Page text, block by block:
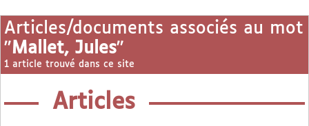
Articles/documents associés au mot
"Mallet, Jules"
1 article trouvé dans ce site
Articles